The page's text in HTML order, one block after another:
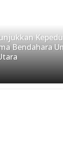
Bendahara